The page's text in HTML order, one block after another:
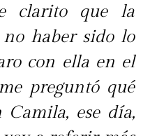
clarito que la
haber sido lo
con ella en el
preguntó qué
ese día,